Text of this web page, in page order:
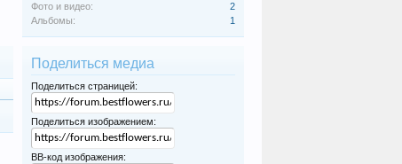
Фото и видео:
2
Альбомы:
1
Поделиться медиа
Поделиться страницей:
Поделиться изображением:
BB-код изображения: